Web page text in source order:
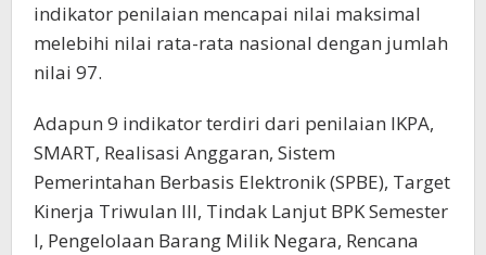
indikator penilaian mencapai nilai maksimal
melebihi nilai rata-rata nasional dengan jumlah
nilai 97.
Adapun 9 indikator terdiri dari penilaian IKPA,
SMART, Realisasi Anggaran, Sistem
Pemerintahan Berbasis Elektronik (SPBE), Target
Kinerja Triwulan III, Tindak Lanjut BPK Semester
I, Pengelolaan Barang Milik Negara, Rencana